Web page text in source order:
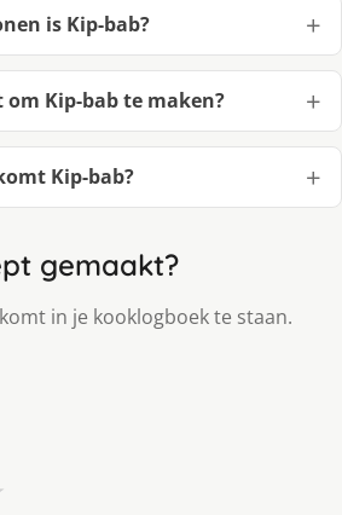
is Kip-bab?
Kip-bab te maken?
Kip-bab?
gemaakt?
in je kooklogboek te staan.